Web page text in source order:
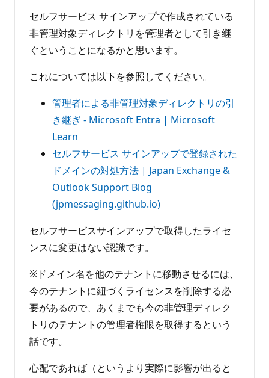
せ
イ
ン
ト
セルフサービス サインアップで作成されている
非管理対象ディレクトリを管理者として引き継
ぐということになるかと思います。
これについては以下を参照してください。
管理者による非管理対象ディレクトリの引
き継ぎ - Microsoft Entra | Microsoft
Learn
セルフサービス サインアップで登録された
ドメインの対処方法 | Japan Exchange &
Outlook Support Blog
(jpmessaging.github.io)
セルフサービスサインアップで取得したライセ
ンスに変更はない認識です。
※ドメイン名を他のテナントに移動させるには、
今のテナントに紐づくライセンスを削除する必
要があるので、あくまでも今の非管理ディレク
トリのテナントの管理者権限を取得するという
話です。
心配であれば（というより実際に影響が出ると